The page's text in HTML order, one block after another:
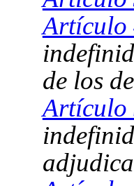
Artículo
de los
Artículo